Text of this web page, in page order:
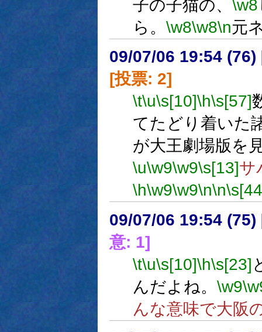
子の子猫の、 \w8
ら。 \w8\w8\n元
09/07/06 19:54 (76)
[投票: 2]
\t\u\s[10]\h\s[57]
てたどり着いた
が大王劇場版を
\u\w9\w9\s[13]サ
\h\w9\w9\n\n
09/07/06 19:54 (75)
意: 1]
\t\u\s[10]\h\s[23]
んだよね。 \w9
んな意味で大阪